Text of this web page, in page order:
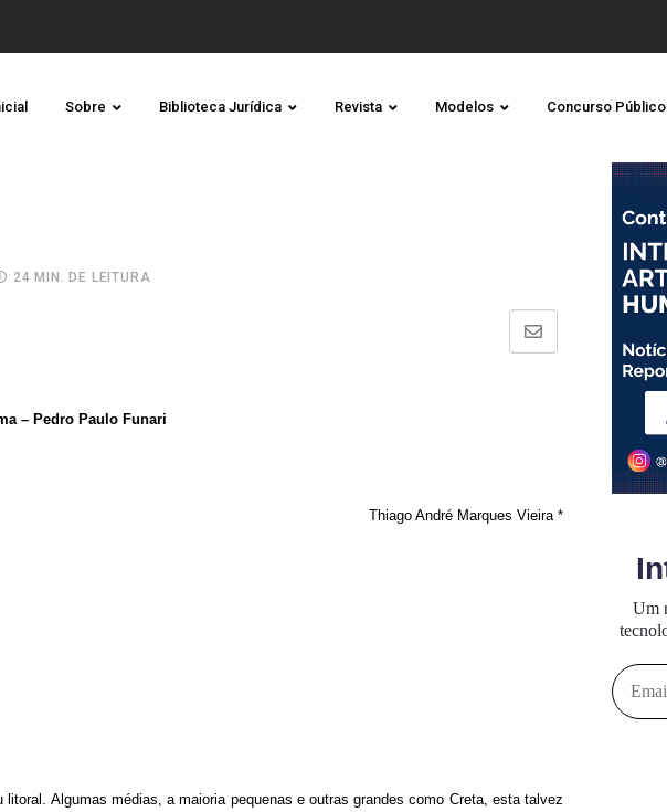
Sobre Biblioteca Jurídica Revista Modelos Concurso Público
24 MIN. DE LEITURA
Share
– Pedro Paulo Funari
Thiago André Marques Vieira *
Algumas médias, a maioria pequenas e outras grandes como Creta, esta talvez